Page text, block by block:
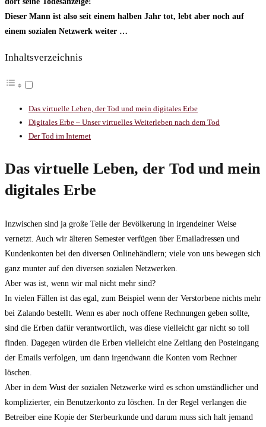
Dieser Mann ist also seit einem halben Jahr tot, lebt aber noch auf
einem sozialen Netzwerk weiter …
Inhaltsverzeichnis
Das virtuelle Leben, der Tod und mein digitales Erbe
Digitales Erbe – Unser virtuelles Weiterleben nach dem Tod
Der Tod im Internet
Das virtuelle Leben, der Tod und mein
digitales Erbe
Inzwischen sind ja große Teile der Bevölkerung in irgendeiner Weise
vernetzt. Auch wir älteren Semester verfügen über Emailadressen und
Kundenkonten bei den diversen Onlinehändlern; viele von uns bewegen sich
ganz munter auf den diversen sozialen Netzwerken.
Aber was ist, wenn wir mal nicht mehr sind?
In vielen Fällen ist das egal, zum Beispiel wenn der Verstorbene nichts mehr
bei Zalando bestellt. Wenn es aber noch offene Rechnungen geben sollte,
sind die Erben dafür verantwortlich, was diese vielleicht gar nicht so toll
finden. Dagegen würden die Erben vielleicht eine Zeitlang den Posteingang
der Emails verfolgen, um dann irgendwann die Konten vom Rechner
löschen.
Aber in dem Wust der sozialen Netzwerke wird es schon umständlicher und
komplizierter, ein Benutzerkonto zu löschen. In der Regel verlangen die
Betreiber eine Kopie der Sterbeurkunde und darum muss sich halt jemand